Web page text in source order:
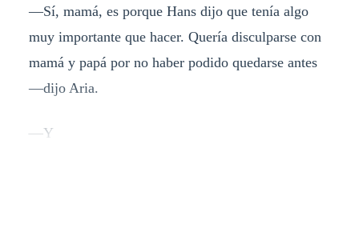
—Sí, mamá, es porque Hans dijo que tenía algo
muy importante que hacer. Quería disculparse con
mamá y papá por no haber podido quedarse antes
—dijo Aria.
—Y